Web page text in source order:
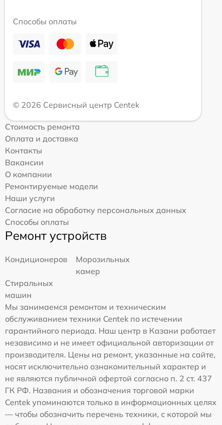
Способы оплаты
© 2026 Сервисный центр Centek
Стоимость ремонта
Оплата и доставка
Контакты
Вакансии
О компании
Ремонтируемые модели
Наши услуги
Согласие на обработку персональных данных
Способы оплаты
Ремонт устройств
Кондиционеров
Морозильных
камер
Стиральных
машин
Мы занимаемся ремонтом и техническим
обслуживанием техники Centek по истечении
гарантийного периода. Наш центр в Казани работает
независимо и не имеет официальной авторизации от
производителя. Цены на ремонт, указанные на сайте,
носят исключительно ознакомительный характер и
не являются публичной офертой согласно п. 2 ст. 437
ГК РФ. Названия и обозначения торговой марки
Centek упоминаются только в информационных целях
— чтобы обозначить перечень техники, с которой мы